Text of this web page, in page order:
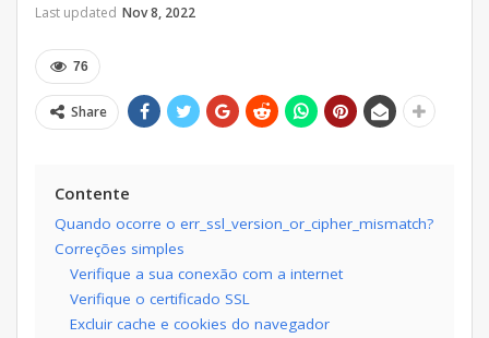
Last updated Nov 8, 2022
76
Share
Contente
Quando ocorre o err_ssl_version_or_cipher_mismatch?
Correções simples
Verifique a sua conexão com a internet
Verifique o certificado SSL
Excluir cache e cookies do navegador